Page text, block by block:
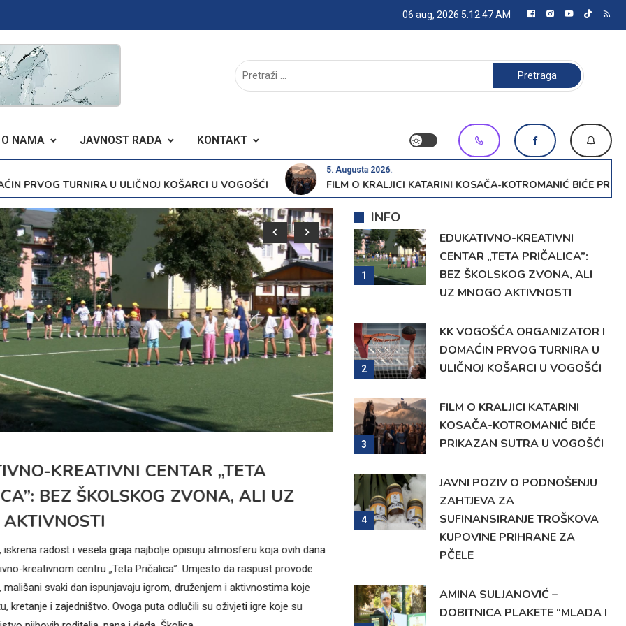
06 aug, 2026 5:12:49 AM
Pretraga:
O NAMA JAVNOST RADA KONTAKT
TURNIRA U ULIČNOJ KOŠARCI U VOGOŠĆI
5. Augusta 2026.
FILM O KRALJICI KATARINI KOSAČA-KOTROMANIĆ BIĆE PRIKAZAN
KREATIVNI CENTAR „TETA
BEZ ŠKOLSKOG ZVONA, ALI UZ
iskrena radost i vesela graja najbolje opisuju atmosferu koja ovih dana
kreativnom centru „Teta Pričalica”. Umjesto da raspust provode
mališani svaki dan ispunjavaju igrom, druženjem i aktivnostima koje
kretanje i zajedništvo. Ovoga puta odlučili su oživjeti igre koje su
SPORT
KK VOGOŠĆA ORGANIZATOR I
PRVOG TURNIRA U ULIČNOJ
VOGOŠĆI
KK Vogošća najavljuje prvo izdanje Turnira ulične košarke 3×3
augusta tekuće godine i igrat će se na otvorenom ispred
Isanović Žuti” JU KSC Vogošća. Organizator prvog Turnira u
INFO
1
EDUKATIVNO-KREATIVNI
CENTAR „TETA PRIČALICA”:
BEZ ŠKOLSKOG ZVONA, ALI
UZ MNOGO AKTIVNOSTI
2
KK VOGOŠĆA ORGANIZATOR I
DOMAĆIN PRVOG TURNIRA U
ULIČNOJ KOŠARCI U VOGOŠĆI
3
FILM O KRALJICI KATARINI
KOSAČA-KOTROMANIĆ BIĆE
PRIKAZAN SUTRA U VOGOŠĆI
4
JAVNI POZIV O PODNOŠENJU
ZAHTJEVA ZA
SUFINANSIRANJE TROŠKOVA
KUPOVINE PRIHRANE ZA
PČELE
AMINA SULJANOVIĆ –
DOBITNICA PLAKETE “MLADA I